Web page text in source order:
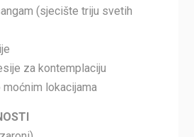
(sjecište triju svetih
za kontemplaciju
lokacijama